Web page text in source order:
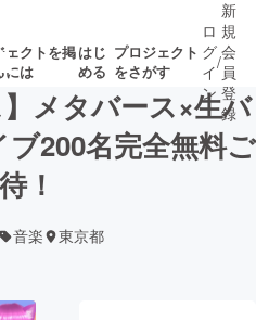
ェクトを掲
には
はじ
める
プロジェクト
をさがす
ロ 募集終了が近いプ
ロ
グ
イ
ン
/
新
規
会
員
登
録
】メタバース×生バ
200名完全無料ご
！
音楽 東京都